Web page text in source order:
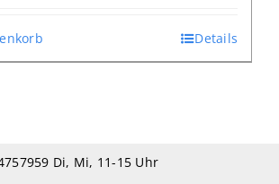
€ 17,36.
Details
Di, Mi, 11-15 Uhr